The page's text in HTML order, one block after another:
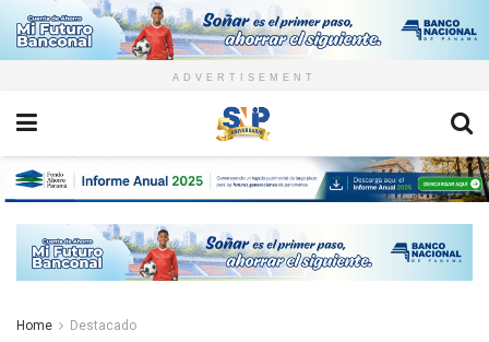
ADVERTISEMENT
Home Destacado